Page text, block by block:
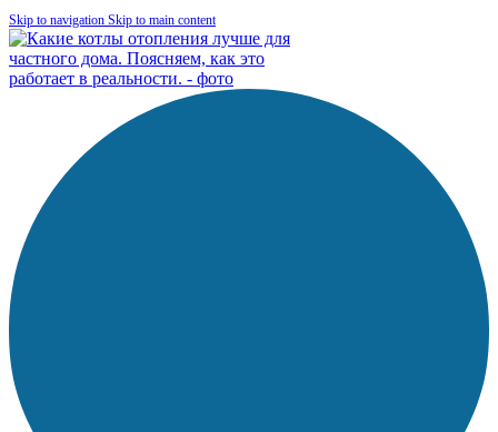
Skip to navigation Skip to main content